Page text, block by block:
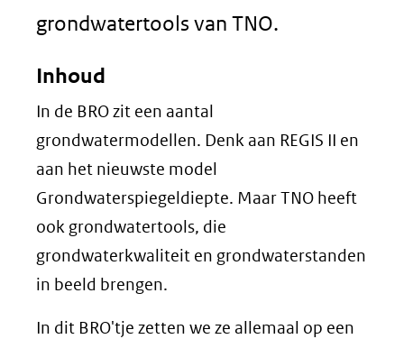
grondwatertools van TNO.
Inhoud
In de BRO zit een aantal
grondwatermodellen. Denk aan REGIS II en
aan het nieuwste model
Grondwaterspiegeldiepte. Maar TNO heeft
ook grondwatertools, die
grondwaterkwaliteit en grondwaterstanden
in beeld brengen.
In dit BRO'tje zetten we ze allemaal op een